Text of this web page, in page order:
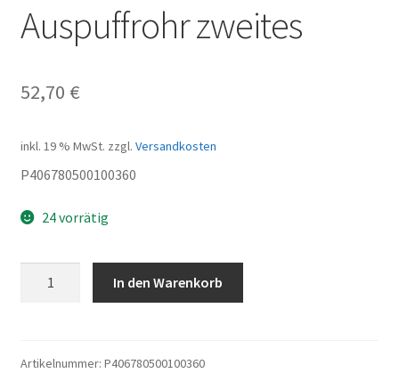
Auspuffrohr zweites
52,70 €
inkl. 19 % MwSt. zzgl. Versandkosten
P406780500100360
24 vorrätig
In den Warenkorb
Artikelnummer: P406780500100360